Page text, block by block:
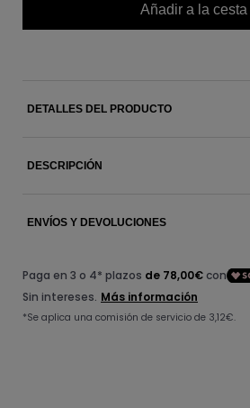
Añadir a la cesta
DETALLES DEL PRODUCTO
DESCRIPCIÓN
ENVÍOS Y DEVOLUCIONES